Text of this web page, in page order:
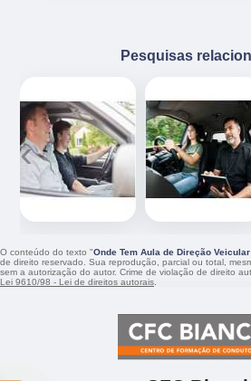
‹
de direito reservado. Sua reprodução, parcial ou total,
sem a autorização do autor. Crime de violação de direito
Lei 9610/98 - Lei de direitos autorais.